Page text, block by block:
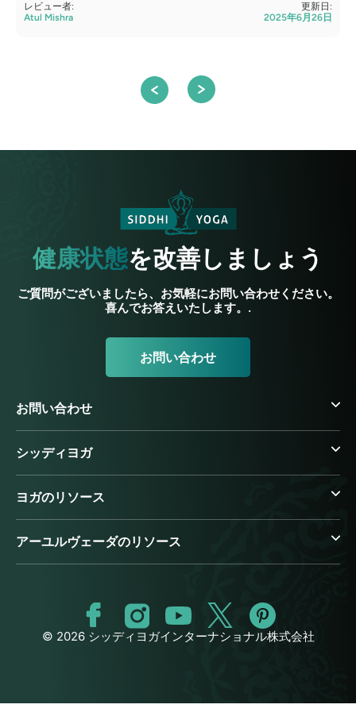
レビュー者:
Atul Mishra
更新日:
2025年6月26日
健康状態を改善しましょう
ご質問がございましたら、お気軽にお問い合わせください。
喜んでお答えいたします。.
お問い合わせ
お問い合わせ
シッディヨガ
ヨガのリソース
アーユルヴェーダのリソース
© 2026 シッディヨガインターナショナル株式会社